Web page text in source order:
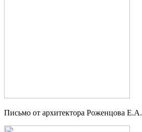
Письмо от архитектора Роженцова Е.А.